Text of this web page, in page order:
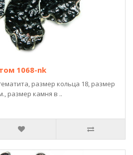
1068-nk
размер кольца 18, размер
размер камня в ..